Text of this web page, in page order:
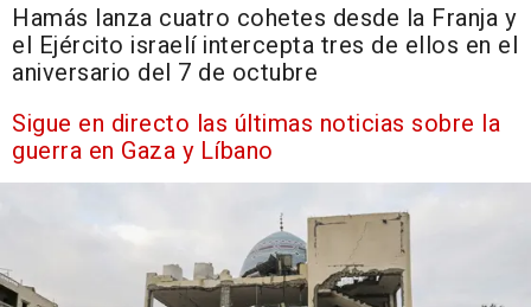
Hamás lanza cuatro cohetes desde la Franja y
el Ejército israelí intercepta tres de ellos en el
aniversario del 7 de octubre
Sigue en directo las últimas noticias sobre la
guerra en Gaza y Líbano